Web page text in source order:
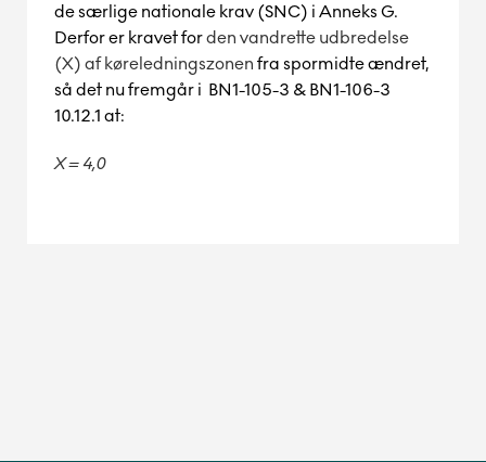
de særlige nationale krav (SNC) i Anneks G.
Derfor er kravet forden vandrette udbredelse
(X) af køreledningszonen fra spormidte ændret,
så det nu fremgår i BN1-105-3 & BN1-106-3
10.12.1 at:
X = 4,0